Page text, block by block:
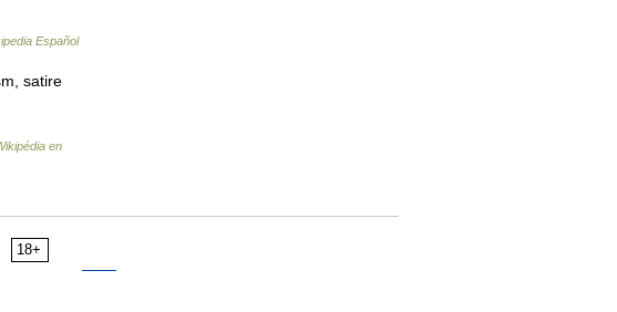
Español
satire
en
18+